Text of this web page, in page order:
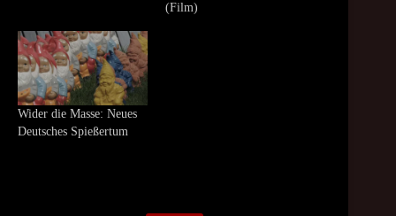
(Film)
Wider die Masse: Neues
Deutsches Spießertum